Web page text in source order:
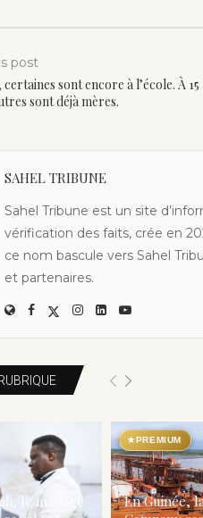
post
certaines sont encore à l’école. À 15
sont déjà mères.
SAHEL TRIBUNE
Sahel Tribune est un site
vérification des faits, crée en
ce nom bascule vers Sahel
et partenaires.
le mariage
★PREMIUM
En Guinée,